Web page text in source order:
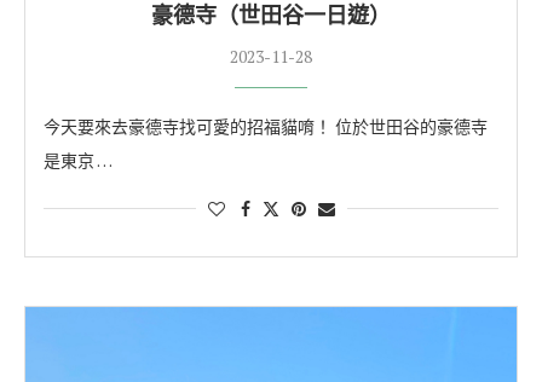
豪德寺（世田谷一日遊）
2023-11-28
今天要來去豪德寺找可愛的招福貓唷！ 位於世田谷的豪德寺
是東京 …